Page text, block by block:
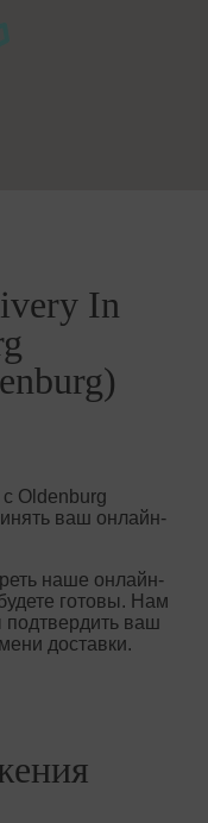
In
Oldenburg
ваш онлайн-
наше онлайн-
готовы. Нам
подтвердить ваш
доставки.